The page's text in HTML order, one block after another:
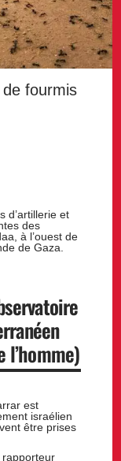
de fourmis
d’artillerie et
des
à l’ouest de
de Gaza.
l’homme)
est
israélien
être prises